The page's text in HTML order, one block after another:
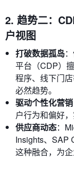
2. 趋势二：
户视图
打破数据孤岛
平台（CDP）
程序、线下门
必然趋势。
驱动个性化营销
户行为和偏好
供应商动态：
Insights、SAP
这种融合，为